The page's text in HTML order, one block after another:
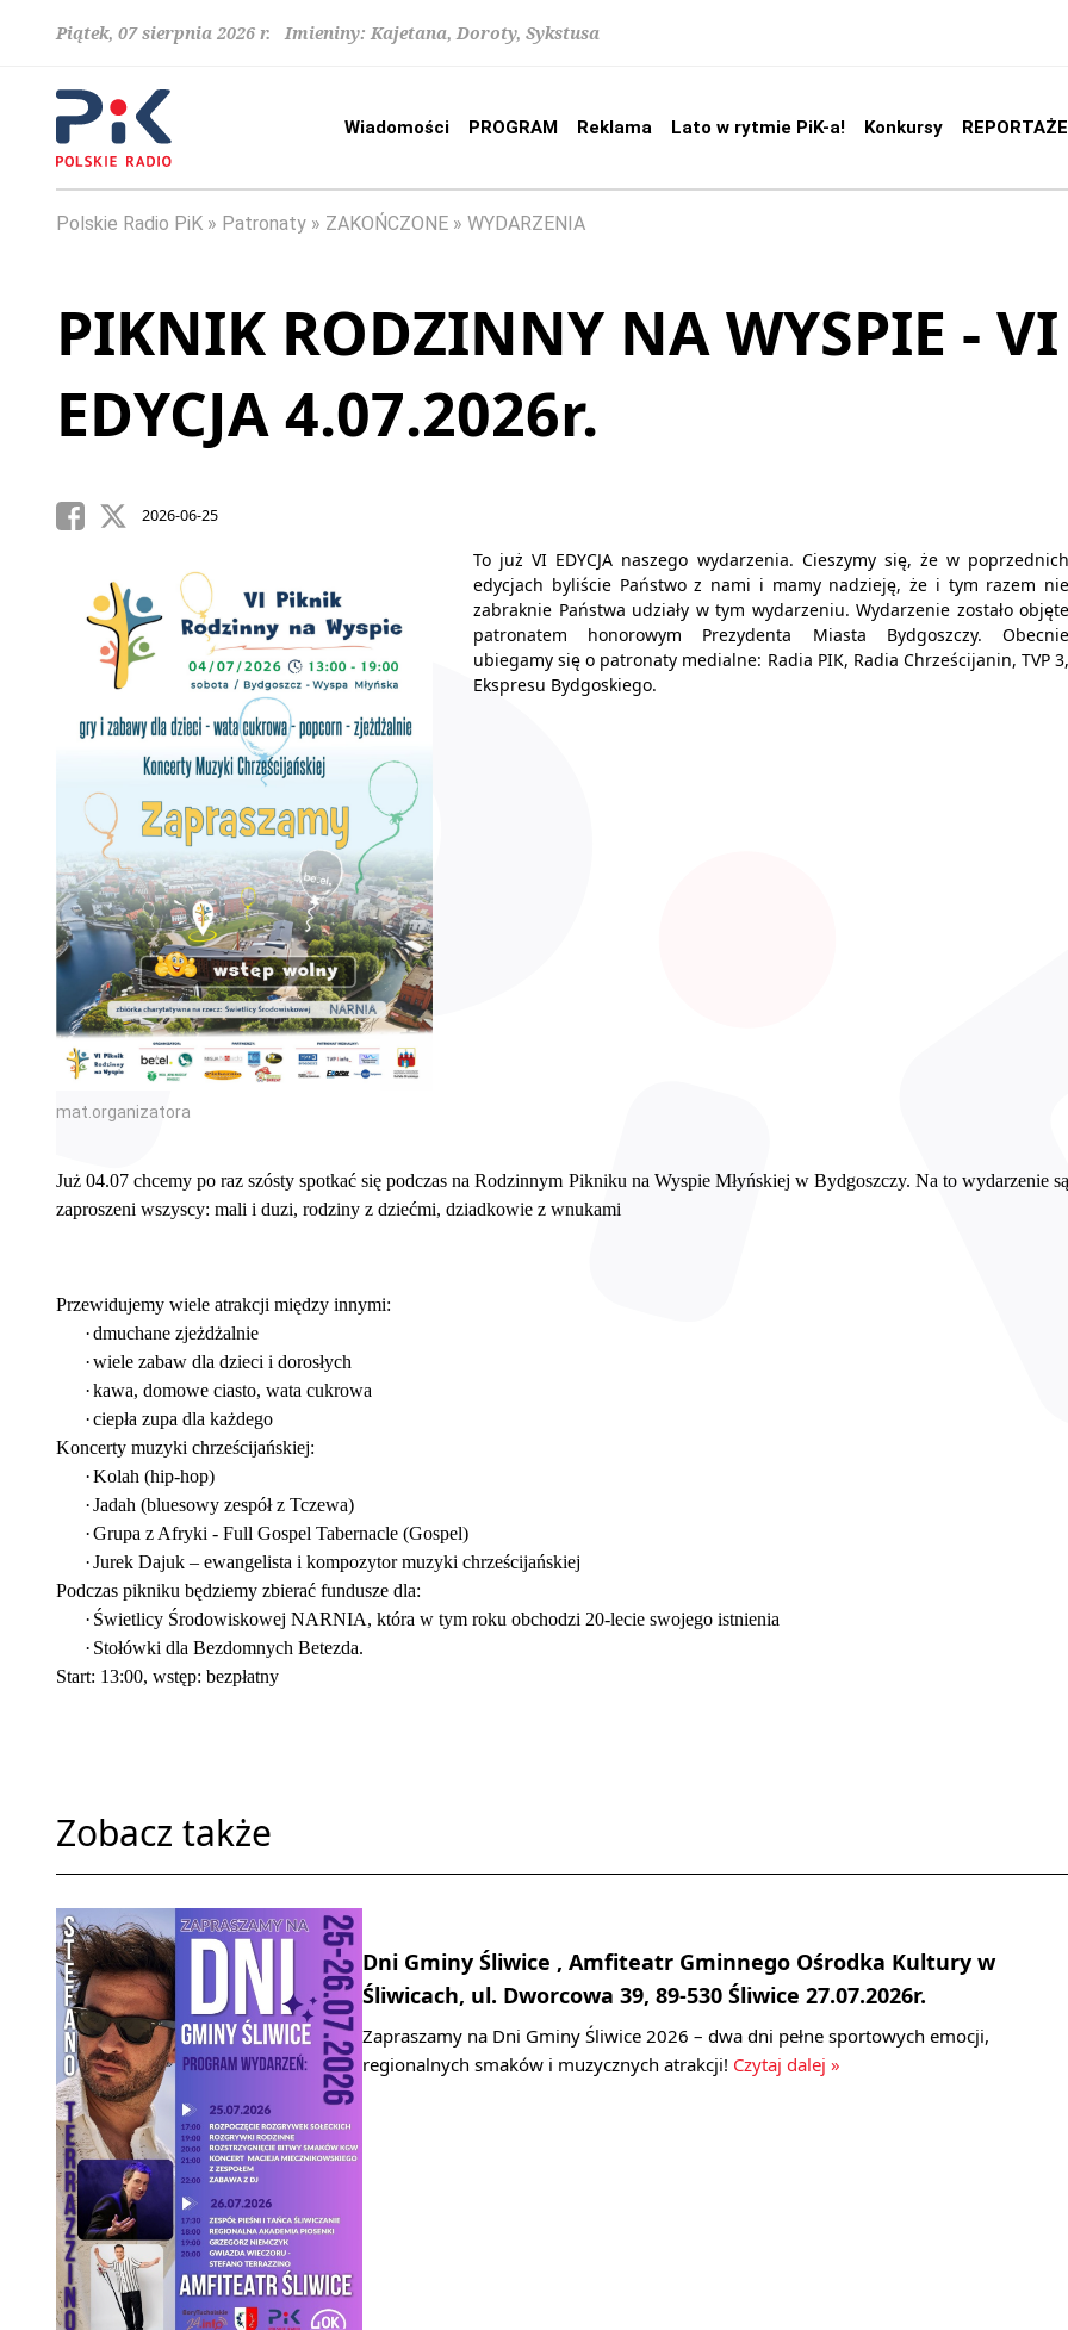
Piątek, 07 sierpnia 2026 r. Imieniny: Kajetana, Doroty, Sykstusa
Wiadomości PROGRAM Reklama Lato w rytmie PiK-a! Konkursy REPORTAŻE
Polskie Radio PiK Patronaty ZAKOŃCZONE WYDARZENIA
PIKNIK RODZINNY NA WYSPIE - VI
EDYCJA 4.07.2026r.
2026-06-25
mat.organizatora
To już VI EDYCJA naszego wydarzenia. Cieszymy się, że w poprzednich
edycjach byliście Państwo z nami i mamy nadzieję, że i tym razem nie
zabraknie Państwa udziały w tym wydarzeniu. Wydarzenie zostało objęte
patronatem honorowym Prezydenta Miasta Bydgoszczy. Obecnie
ubiegamy się o patronaty medialne: Radia PIK, Radia Chrześcijanin, TVP 3,
Ekspresu Bydgoskiego.
Już 04.07 chcemy po raz szósty spotkać się podczas na Rodzinnym Pikniku na Wyspie Młyńskiej w Bydgoszczy. Na to wydarzenie
zaproszeni wszyscy: mali i duzi, rodziny z dziećmi, dziadkowie z wnukami
Przewidujemy wiele atrakcji między innymi:
·dmuchane zjeżdżalnie
·wiele zabaw dla dzieci i dorosłych
·kawa, domowe ciasto, wata cukrowa
·ciepła zupa dla każdego
Koncerty muzyki chrześcijańskiej:
·Kolah (hip-hop)
·Jadah (bluesowy zespół z Tczewa)
·Grupa z Afryki - Full Gospel Tabernacle (Gospel)
·Jurek Dajuk – ewangelista i kompozytor muzyki chrześcijańskiej
Podczas pikniku będziemy zbierać fundusze dla:
· Świetlicy Środowiskowej NARNIA, która w tym roku obchodzi 20-lecie swojego istnienia
· Stołówki dla Bezdomnych Betezda.
Start: 13:00, wstęp: bezpłatny
Zobacz także
Dni Gminy Śliwice , Amfiteatr Gminnego Ośrodka Kultury w
Śliwicach, ul. Dworcowa 39, 89-530 Śliwice 27.07.2026r.
Zapraszamy na Dni Gminy Śliwice 2026 – dwa dni pełne sportowych emocji,
regionalnych smaków i muzycznych atrakcji! Czytaj dalej »